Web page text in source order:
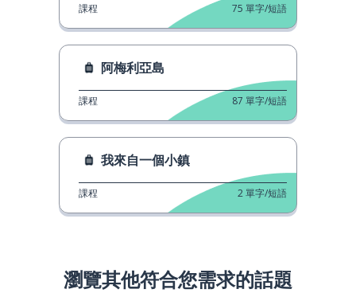
課程 75 單字/短語
阿梅利亞島
課程 87 單字/短語
我來自一個小鎮
課程 2單字/短語
瀏覽其他符合您需求的話題